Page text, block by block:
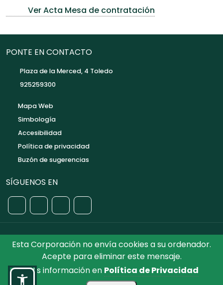
Esta Corporación no envía cookies a su ordenador.
Acepte para eliminar este mensaje.
Más información en Política de Privacidad
Ver Acta Mesa de contratación
PONTE EN CONTACTO
Plaza de la Merced, 4 Toledo
925259300
Mapa Web
Simbología
Accesibilidad
Política de privacidad
Buzón de sugerencias
SÍGUENOS EN
©2026 Diputación de Toledo. Reservados todos los
Derechos. Diseñado por Diputación de Toledo